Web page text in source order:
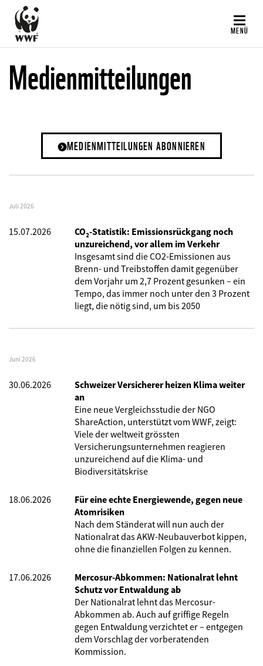
Direkt
zum
Inhalt
MENÜ
Medienmitteilungen
MEDIENMITTEILUNGEN ABONNIEREN
Juli 2026
15.07.2026
CO₂-Statistik: Emissionsrückgang noch
unzureichend, vor allem im Verkehr
Insgesamt sind die CO2-Emissionen aus
Brenn- und Treibstoffen damit gegenüber
dem Vorjahr um 2,7 Prozent gesunken – ein
Tempo, das immer noch unter den 3 Prozent
liegt, die nötig sind, um bis 2050
Juni 2026
30.06.2026
Schweizer Versicherer heizen Klima weiter
an
Eine neue Vergleichsstudie der NGO
ShareAction, unterstützt vom WWF, zeigt:
Viele der weltweit grössten
Versicherungsunternehmen reagieren
unzureichend auf die Klima- und
Biodiversitätskrise
18.06.2026
Für eine echte Energiewende, gegen neue
Atomrisiken
Nach dem Ständerat will nun auch der
Nationalrat das AKW-Neubauverbot kippen,
ohne die finanziellen Folgen zu kennen.
17.06.2026
Mercosur-Abkommen: Nationalrat lehnt
Schutz vor Entwaldung ab
Der Nationalrat lehnt das Mercosur-
Abkommen ab. Auch auf griffige Regeln
gegen Entwaldung verzichtet er – entgegen
dem Vorschlag der vorberatenden
Kommission.